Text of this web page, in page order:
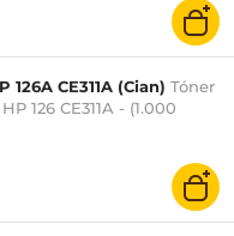
CE311A (Cian) Tóner
126 CE311A - (1.000